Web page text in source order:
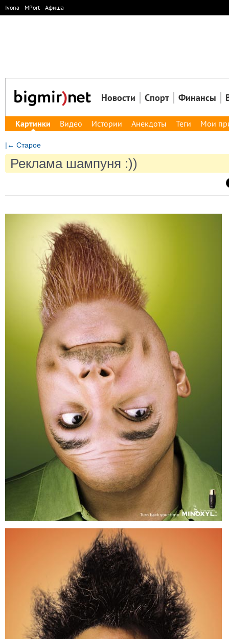
Ivona MPort Афиша
Новости Спорт Финансы
Картинки Видео Истории Анекдоты Теги Мои
|← Старое
Реклама шампуня :))